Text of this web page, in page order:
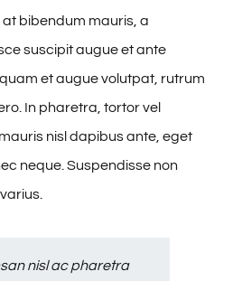
bibendum mauris, a
suscipit augue et ante
et augue volutpat, rutrum
In pharetra, tortor vel
nisl dapibus ante, eget
neque. Suspendisse non
nisl ac pharetra